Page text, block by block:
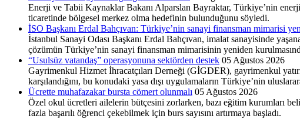
Enerji ve Tabii Kaynaklar Bakanı Alparslan Bayraktar, Türkiye’nin
ticaretinde bölgesel merkez olma hedefinin bulunduğunu söyledi.
İSO Başkanı Erdal Bahçıvan: Türkiye’nin sanayi finansman mimarisi
İstanbul Sanayi Odası Başkanı Erdal Bahçıvan, imalat sanayisinde
çözümün Türkiye’nin sanayi finansman mimarisinin yeniden
“Usulsüz vatandaş” operasyonuna sektörden destek 05 Ağustos 2026
Gayrimenkul Hizmet İhracat­çıları Derneği (GİGDER), gayrimenkul
kar­şılandığını, bu konudaki yasa dışı uygulamaların Türkiye’nin
Ücrette muhafazakar bursta cömert olunmalı 05 Ağustos 2026
Özel okul ücretleri ailelerin bütçesini zorlarken, bazı eğitim kurumları
fazla başarılı öğrenci çekebilmek için burs sayısını artırmaya başladı.